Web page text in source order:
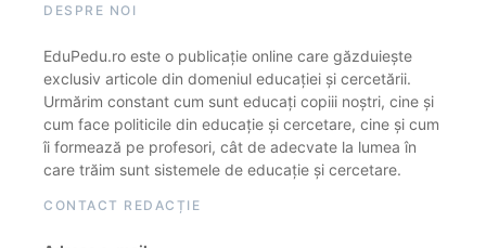
DESPRE NOI
EduPedu.ro este o publicație online care găzduiește
exclusiv articole din domeniul educației și cercetării.
Urmărim constant cum sunt educați copiii noștri, cine și
cum face politicile din educație și cercetare, cine și cum
îi formează pe profesori, cât de adecvate la lumea în
care trăim sunt sistemele de educație și cercetare.
CONTACT REDACȚIE